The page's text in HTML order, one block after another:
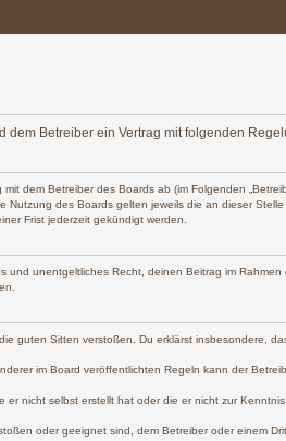
dem Betreiber ein Vertrag mit folgenden
dem Betreiber des Boards ab (im Folgenden
des Boards gelten jeweils die an dieser Stelle
Frist jederzeit gekündigt werden.
unentgeltliches Recht, deinen Beitrag im Rahmen
guten Sitten verstoßen. Du erklärst insbesondere,
im Board veröffentlichten Regeln kann der
nicht selbst erstellt hat oder die er nicht zur
oder geeignet sind, dem Betreiber oder einem